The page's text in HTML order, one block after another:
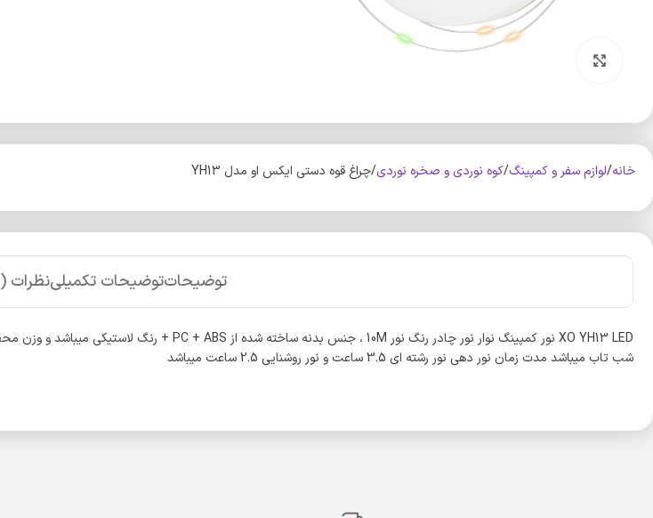
خانه لوازم سفر و کمپینگ کوه‌ نوردی و صخره نوردی چراغ قوه دستی ایکس او مدل YH13
توضیحاتتوضیحات تکمیلینظرات (0)
شب تاب میباشد مدت زمان نور دهی نور رشته ای 3.5 ساعت و نور روشنایی 2.5 ساعت میباشد